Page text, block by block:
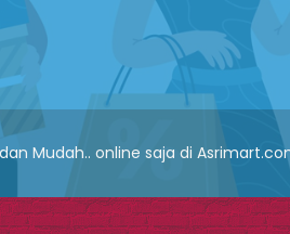
Mudah.. online saja di